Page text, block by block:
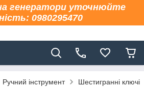
генератори уточнюйте
0980295470
Ручний інструмент Шестигранні ключі